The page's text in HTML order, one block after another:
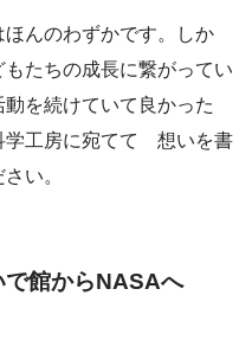
んのわずかです。しか
たちの成長に繋がってい
を続けていて良かった
工房に宛てて 想いを書
い。
NASAへ